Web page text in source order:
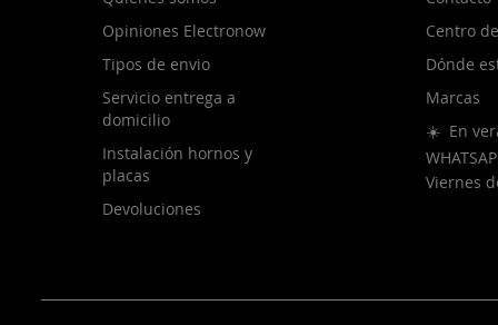
Opiniones Electronow
Tipos de envio
Servicio entrega a
domicilio
Instalación hornos y
placas
Devoluciones
Centro
Dónde
Marcas
☀️ En
Viernes